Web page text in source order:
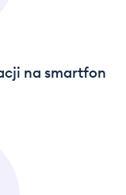
na smartfon